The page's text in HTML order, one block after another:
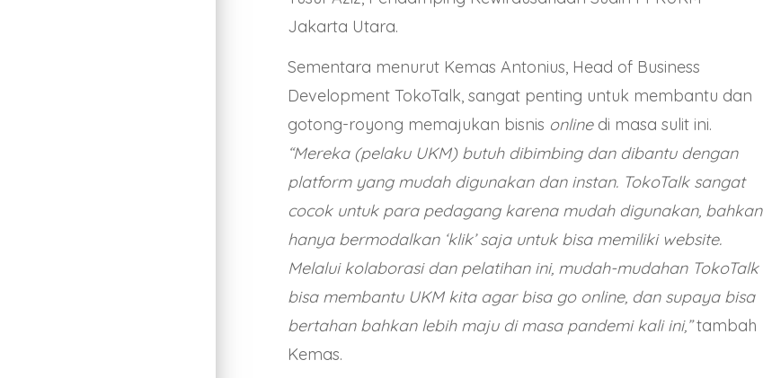
Jakarta Utara.
Sementara menurut Kemas Antonius, Head of Business
Development TokoTalk, sangat penting untuk membantu dan
gotong-royong memajukan bisnis onlinedi masa sulit ini.
“Mereka (pelaku UKM) butuh dibimbing dan dibantu dengan
platform yang mudah digunakan dan instan. TokoTalk sangat
cocok untuk para pedagang karena mudah digunakan, bahkan
hanya bermodalkan ‘klik’ saja untuk bisa memiliki website.
Melalui kolaborasi dan pelatihan ini, mudah-mudahan TokoTalk
bisa membantu UKM kita agar bisa go online, dan supaya bisa
bertahan bahkan lebih maju di masa pandemi kali ini,”tambah
Kemas.